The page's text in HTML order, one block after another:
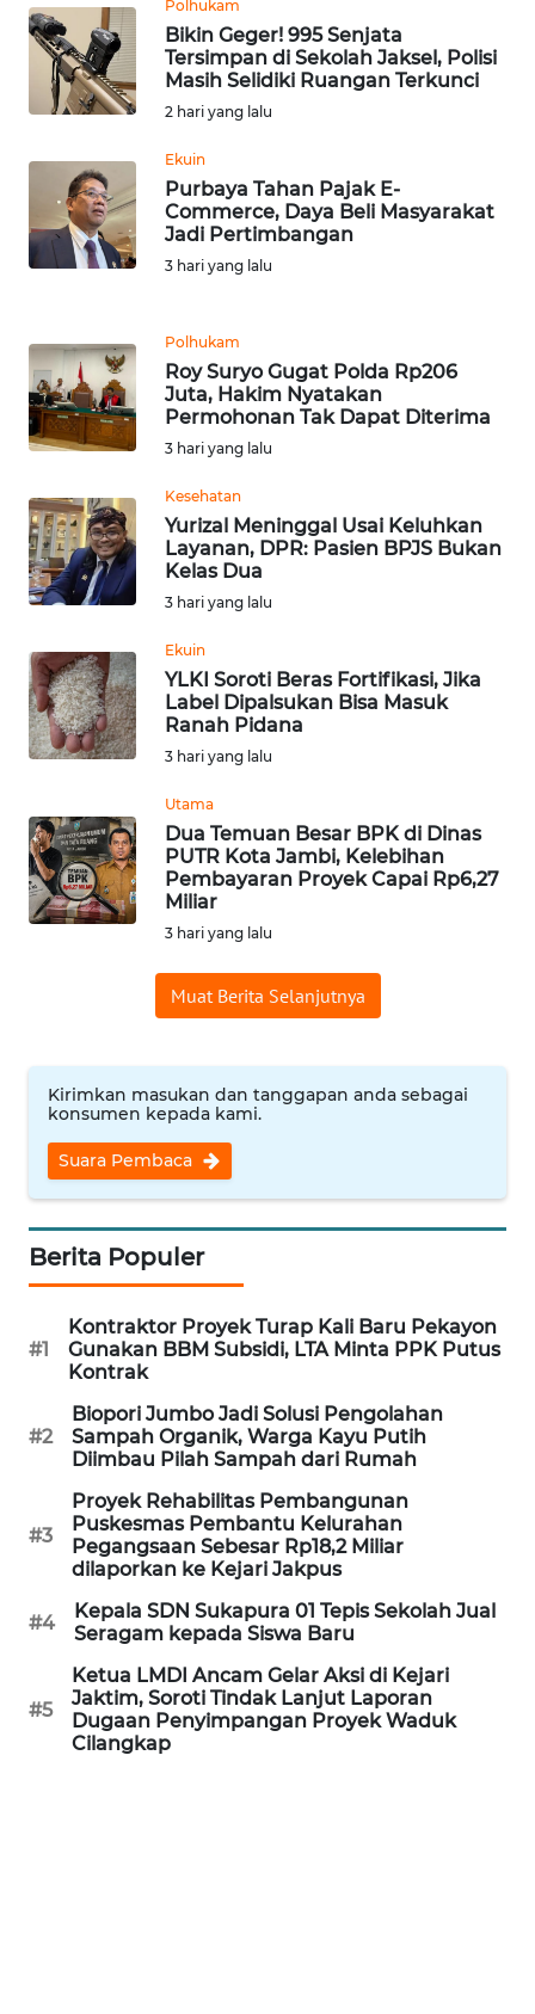
Polhukam
Bikin Geger! 995 Senjata
Tersimpan di Sekolah Jaksel, Polisi
Masih Selidiki Ruangan Terkunci
2 hari yang lalu
Ekuin
Purbaya Tahan Pajak E-
Commerce, Daya Beli Masyarakat
Jadi Pertimbangan
3 hari yang lalu
Polhukam
Roy Suryo Gugat Polda Rp206
Juta, Hakim Nyatakan
Permohonan Tak Dapat Diterima
3 hari yang lalu
Kesehatan
Yurizal Meninggal Usai Keluhkan
Layanan, DPR: Pasien BPJS Bukan
Kelas Dua
3 hari yang lalu
Ekuin
YLKI Soroti Beras Fortifikasi, Jika
Label Dipalsukan Bisa Masuk
Ranah Pidana
3 hari yang lalu
Utama
Dua Temuan Besar BPK di Dinas
PUTR Kota Jambi, Kelebihan
Pembayaran Proyek Capai Rp6,27
Miliar
3 hari yang lalu
Muat Berita Selanjutnya
Kirimkan masukan dan tanggapan anda sebagai
konsumen kepada kami.
Suara Pembaca
Berita Populer
#1
Kontraktor Proyek Turap Kali Baru Pekayon
Gunakan BBM Subsidi, LTA Minta PPK Putus
Kontrak
#2
Biopori Jumbo Jadi Solusi Pengolahan
Sampah Organik, Warga Kayu Putih
Diimbau Pilah Sampah dari Rumah
#3
Proyek Rehabilitas Pembangunan
Puskesmas Pembantu Kelurahan
Pegangsaan Sebesar Rp18,2 Miliar
dilaporkan ke Kejari Jakpus
#4
Kepala SDN Sukapura 01 Tepis Sekolah Jual
Seragam kepada Siswa Baru
#5
Ketua LMDI Ancam Gelar Aksi di Kejari
Jaktim, Soroti Tindak Lanjut Laporan
Dugaan Penyimpangan Proyek Waduk
Cilangkap
WN
DEPOK
WN
UTARA
WN
SAMOSIR
PADANG
LAWAS
WN
SUMEDANG
WN
CIANJUR
WN
SERIBU
WN
TANGERANG
BINJAI
WN
CIREBON
KUNINGAN
WN
WN
WN
SUKABUMI
WN
PURWAKARTA
WN
PRIANGAN
TIMUR
WN
WN
SOLO